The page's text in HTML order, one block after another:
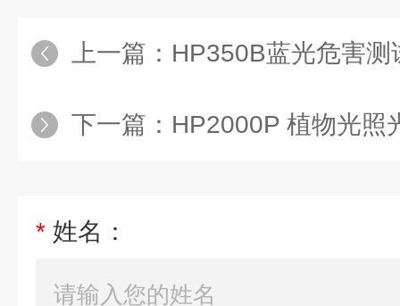
上一篇： HP350B蓝光危害测
下一篇： HP2000P 植物光照
* 姓名：